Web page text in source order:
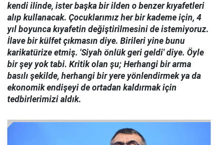
kendi ilinde, ister başka bir ilden o benzer kıyafetleri
alıp kullanacak. Çocuklarımız her bir kademe için, 4
yıl boyunca kıyafetin değiştirilmesini de istemiyoruz.
İlave bir külfet çıkmasın diye. Birileri yine bunu
karikatürize etmiş. 'Siyah önlük geri geldi' diye. Öyle
bir şey yok tabi. Kritik olan şu; Herhangi bir arma
basılı şekilde, herhangi bir yere yönlendirmek ya da
ekonomik endişeyi de ortadan kaldırmak için
tedbirlerimizi aldık.